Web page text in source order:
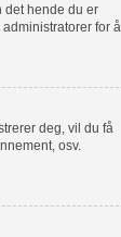
det hende du er
for å
deg, vil du få
osv.